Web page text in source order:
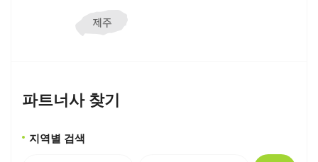
파트너사 찾기
지역별 검색